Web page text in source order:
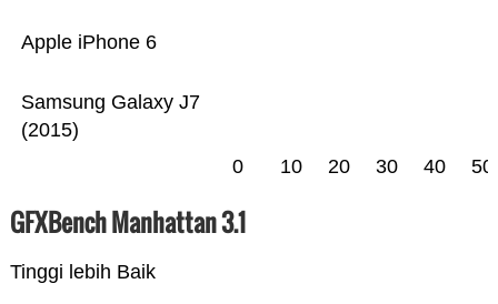
Samsung Galaxy J7
(2015)
Apple iPhone 6
0 10 20 30 40 50
GFXBench Manhattan 3.1
Tinggi lebih Baik